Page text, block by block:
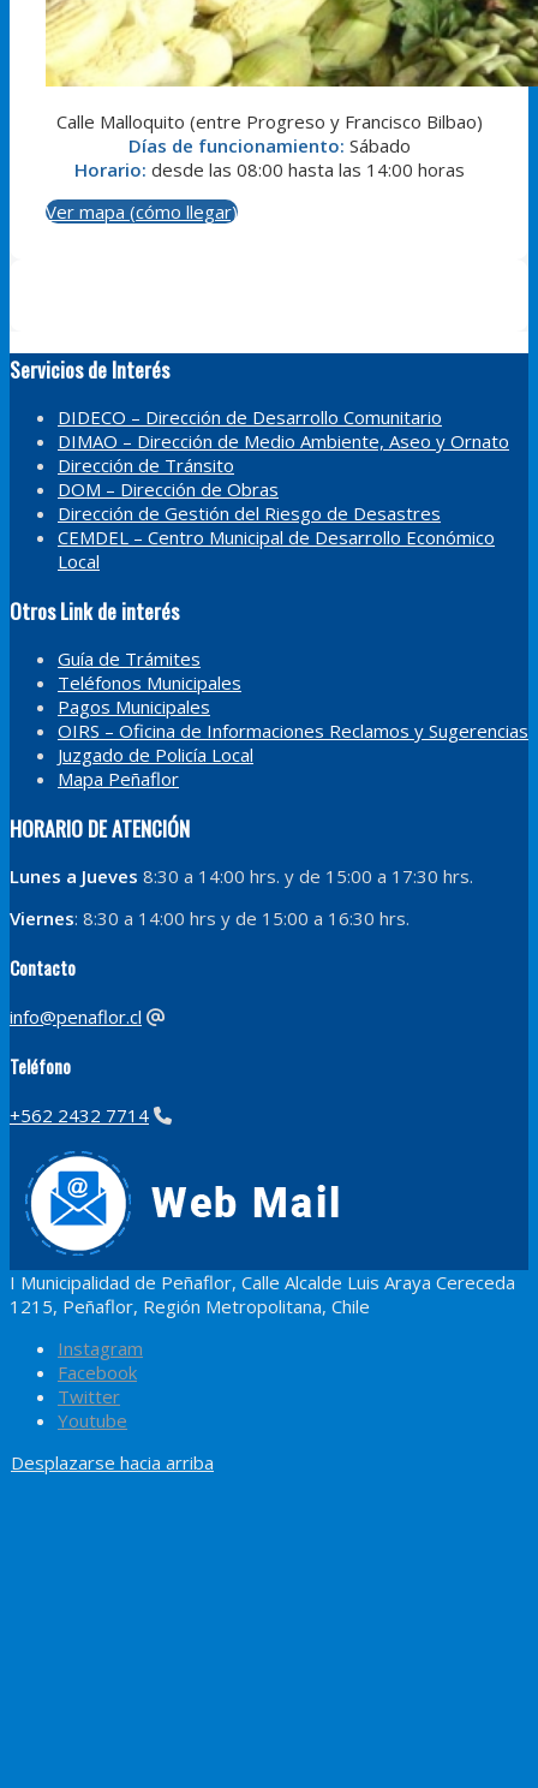
Calle Malloquito (entre Progreso y Francisco Bilbao)
Días de funcionamiento: Sábado
Horario: desde las 08:00 hasta las 14:00 horas
Ver mapa (cómo llegar)
Servicios de Interés
DIDECO – Dirección de Desarrollo Comunitario
DIMAO – Dirección de Medio Ambiente, Aseo y Ornato
Dirección de Tránsito
DOM – Dirección de Obras
Dirección de Gestión del Riesgo de Desastres
CEMDEL – Centro Municipal de Desarrollo Económico
Local
Otros Link de interés
Guía de Trámites
Teléfonos Municipales
Pagos Municipales
OIRS – Oficina de Informaciones Reclamos y Sugerencias
Juzgado de Policía Local
Mapa Peñaflor
HORARIO DE ATENCIÓN
Lunes a Jueves 8:30 a 14:00 hrs. y de 15:00 a 17:30 hrs.
Viernes: 8:30 a 14:00 hrs y de 15:00 a 16:30 hrs.
Contacto
info@penaflor.cl
Teléfono
+562 2432 7714
I Municipalidad de Peñaflor, Calle Alcalde Luis Araya Cereceda
1215, Peñaflor, Región Metropolitana, Chile
Instagram
Facebook
Twitter
Youtube
Desplazarse hacia arriba